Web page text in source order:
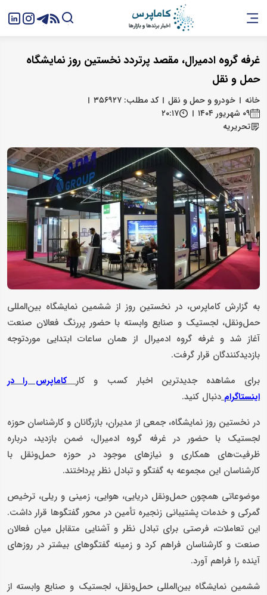
غرفه گروه ادمیرال، مقصد پرتردد نخستین روز نمایشگاه
حمل‌ و نقل
خانه خودرو و حمل و نقل
کد مطلب: ۳۵۶۹۲۷
۰۹ شهریور ۱۴۰۴
۲۰:۱۷
تحریریه
به گزارش کاماپرس، در نخستین روز از ششمین نمایشگاه بین‌المللی
حمل‌ونقل، لجستیک و صنایع وابسته با حضور پررنگ فعالان صنعت
آغاز شد و غرفه گروه ادمیرال از همان ساعات ابتدایی موردتوجه
بازدیدکنندگان قرار گرفت.
برای مشاهده جدیدترین اخبار کسب و کار
کاماپرس را در
اینستاگرام دنبال کنید.
در نخستین روز نمایشگاه، جمعی از مدیران، بازرگانان و کارشناسان حوزه
لجستیک با حضور در غرفه گروه ادمیرال، ضمن بازدید، درباره
ظرفیت‌های همکاری و نیازهای موجود در حوزه حمل‌ونقل با
کارشناسان این مجموعه به گفتگو و تبادل نظر پرداختند.
موضوعاتی همچون حمل‌ونقل دریایی، هوایی، زمینی و ریلی، ترخیص
گمرکی و خدمات پشتیبانی زنجیره تأمین در محور گفتگوها قرار داشت.
این تعاملات، فرصتی برای تبادل نظر و آشنایی متقابل میان فعالان
صنعت و کارشناسان فراهم کرد و زمینه گفتگوهای بیشتر در روزهای
آینده را فراهم آورد.
ششمین نمایشگاه بین‌المللی حمل‌ونقل، لجستیک و صنایع وابسته از